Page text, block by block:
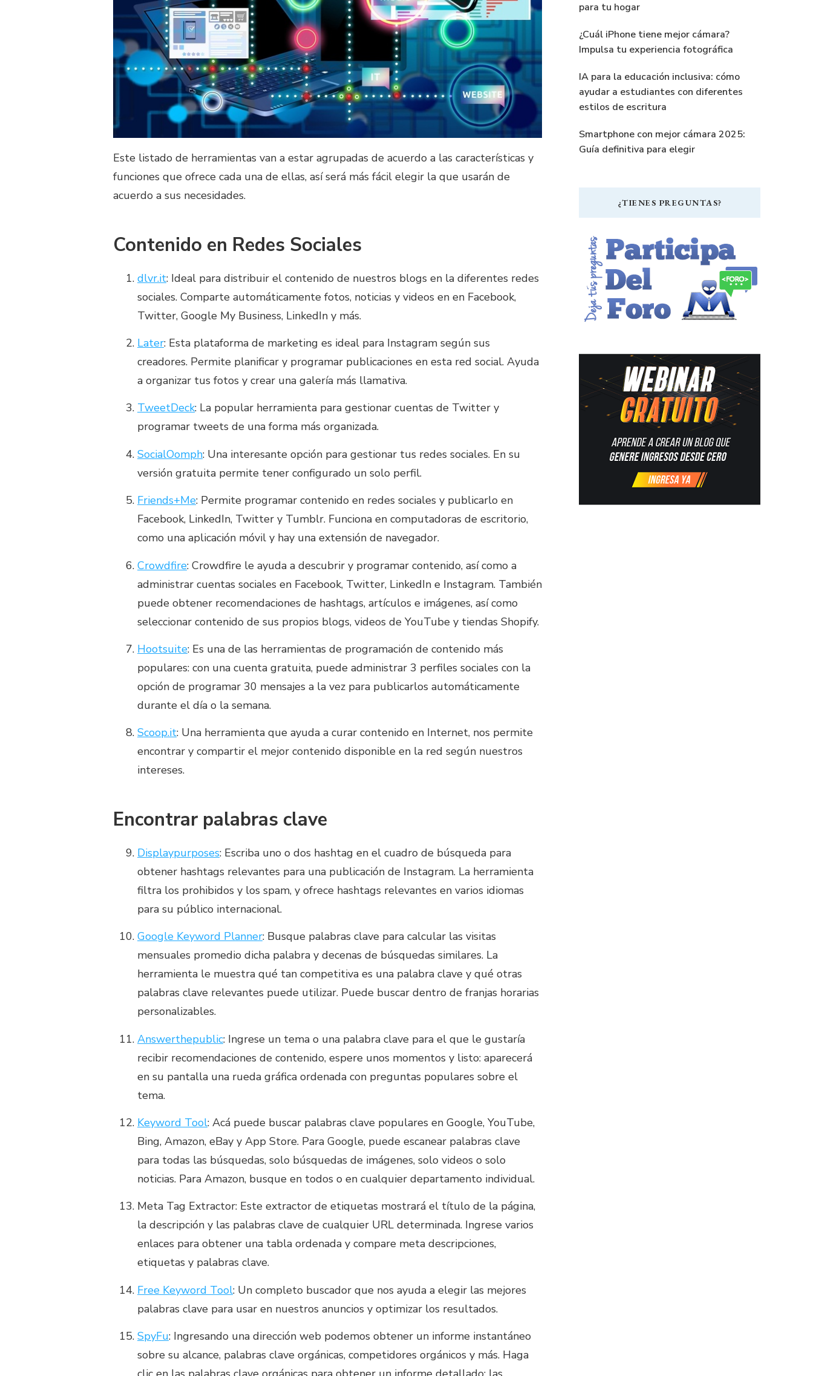
Este listado de herramientas van a estar agrupadas de acuerdo a las características y
funciones que ofrece cada una de ellas, así será más fácil elegir la que usarán de
acuerdo a sus necesidades.
Contenido en Redes Sociales
dlvr.it: Ideal para distribuir el contenido de nuestros blogs en la diferentes redes
sociales. Comparte automáticamente fotos, noticias y videos en en Facebook,
Twitter, Google My Business, LinkedIn y más.
Later: Esta plataforma de marketing es ideal para Instagram según sus
creadores. Permite planificar y programar publicaciones en esta red social. Ayuda
a organizar tus fotos y crear una galería más llamativa.
TweetDeck: La popular herramienta para gestionar cuentas de Twitter y
programar tweets de una forma más organizada.
SocialOomph: Una interesante opción para gestionar tus redes sociales. En su
versión gratuita permite tener configurado un solo perfil.
Friends+Me: Permite programar contenido en redes sociales y publicarlo en
Facebook, LinkedIn, Twitter y Tumblr. Funciona en computadoras de escritorio,
como una aplicación móvil y hay una extensión de navegador.
Crowdfire: Crowdfire le ayuda a descubrir y programar contenido, así como a
administrar cuentas sociales en Facebook, Twitter, LinkedIn e Instagram. También
puede obtener recomendaciones de hashtags, artículos e imágenes, así como
seleccionar contenido de sus propios blogs, videos de YouTube y tiendas Shopify.
Hootsuite: Es una de las herramientas de programación de contenido más
populares: con una cuenta gratuita, puede administrar 3 perfiles sociales con la
opción de programar 30 mensajes a la vez para publicarlos automáticamente
durante el día o la semana.
Scoop.it: Una herramienta que ayuda a curar contenido en Internet, nos permite
encontrar y compartir el mejor contenido disponible en la red según nuestros
intereses.
Encontrar palabras clave
Displaypurposes: Escriba uno o dos hashtag en el cuadro de búsqueda para
obtener hashtags relevantes para una publicación de Instagram. La herramienta
filtra los prohibidos y los spam, y ofrece hashtags relevantes en varios idiomas
para su público internacional.
Google Keyword Planner: Busque palabras clave para calcular las visitas
mensuales promedio dicha palabra y decenas de búsquedas similares. La
herramienta le muestra qué tan competitiva es una palabra clave y qué otras
palabras clave relevantes puede utilizar. Puede buscar dentro de franjas horarias
personalizables.
Answerthepublic: Ingrese un tema o una palabra clave para el que le gustaría
recibir recomendaciones de contenido, espere unos momentos y listo: aparecerá
en su pantalla una rueda gráfica ordenada con preguntas populares sobre el
tema.
Keyword Tool: Acá puede buscar palabras clave populares en Google, YouTube,
Bing, Amazon, eBay y App Store. Para Google, puede escanear palabras clave
para todas las búsquedas, solo búsquedas de imágenes, solo videos o solo
noticias. Para Amazon, busque en todos o en cualquier departamento individual.
Meta Tag Extractor: Este extractor de etiquetas mostrará el título de la página,
la descripción y las palabras clave de cualquier URL determinada. Ingrese varios
enlaces para obtener una tabla ordenada y compare meta descripciones,
etiquetas y palabras clave.
Free Keyword Tool: Un completo buscador que nos ayuda a elegir las mejores
palabras clave para usar en nuestros anuncios y optimizar los resultados.
SpyFu: Ingresando una dirección web podemos obtener un informe instantáneo
sobre su alcance, palabras clave orgánicas, competidores orgánicos y más. Haga
para tu hogar
¿Cuál iPhone tiene mejor cámara?
Impulsa tu experiencia fotográfica
IA para la educación inclusiva: cómo
ayudar a estudiantes con diferentes
estilos de escritura
Smartphone con mejor cámara 2025:
Guía definitiva para elegir
¿TIENES PREGUNTAS?